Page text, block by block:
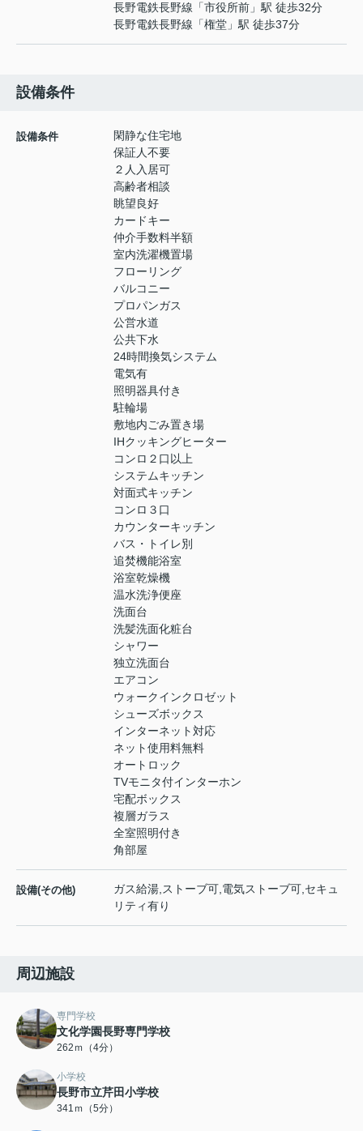
長野電鉄長野線 「市役所前 」駅 徒歩32分
長野電鉄長野線 「権堂 」駅 徒歩37分
設備条件
設備条件
閑静な住宅地
保証人不要
２人入居可
高齢者相談
眺望良好
カードキー
仲介手数料半額
室内洗濯機置場
フローリング
バルコニー
プロパンガス
公営水道
公共下水
24時間換気システム
電気有
照明器具付き
駐輪場
敷地内ごみ置き場
IHクッキングヒーター
コンロ２口以上
システムキッチン
対面式キッチン
コンロ３口
カウンターキッチン
バス・トイレ別
追焚機能浴室
浴室乾燥機
温水洗浄便座
洗面台
洗髪洗面化粧台
シャワー
独立洗面台
エアコン
ウォークインクロゼット
シューズボックス
インターネット対応
ネット使用料無料
オートロック
TVモニタ付インターホン
宅配ボックス
複層ガラス
全室照明付き
角部屋
設備(その他)
ガス給湯,ストーブ可,電気ストーブ可,セキュ
リティ有り
周辺施設
専門学校
文化学園長野専門学校
262ｍ（4分）
小学校
長野市立芹田小学校
341ｍ（5分）